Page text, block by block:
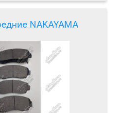
NAKAYAMA